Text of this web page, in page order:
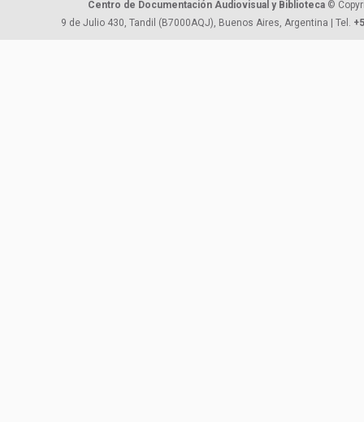
Centro de Documentación Audiovisual y Biblioteca ©
9 de Julio 430, Tandil (B7000AQJ), Buenos Aires, Argentina | Tel.